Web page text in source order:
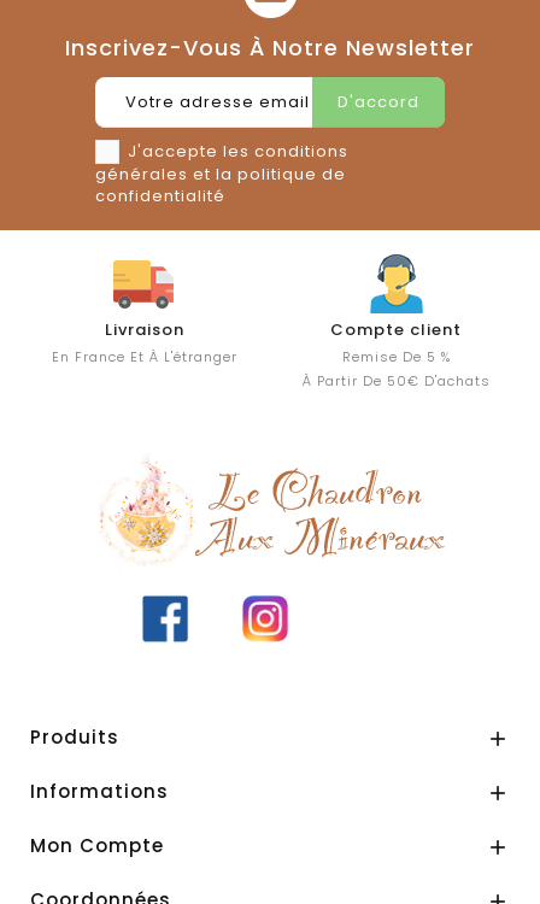
Inscrivez-Vous À Notre Newsletter
J'accepte les conditions
générales et la politique de
confidentialité
Et À L'étranger
Compte client
Remise De 5 %
À Partir De 50€ D'achats
De 10%
Produits 
Informations 
Mon Compte 